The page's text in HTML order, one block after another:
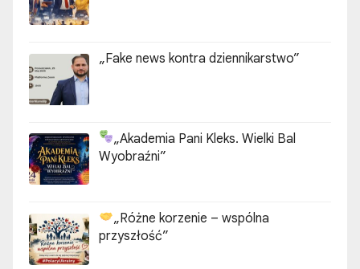
„Fake news kontra dziennikarstwo”
„Akademia Pani Kleks. Wielki Bal
Wyobraźni”
„Różne korzenie – wspólna
przyszłość”